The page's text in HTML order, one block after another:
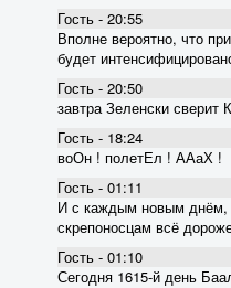
Гость - 20:55
Вполне вероятно, что
будет
Гость - 20:50
завтра Зеленски сверит
Гость - 18:24
воОн ! полетЕл ! ААаХ !
Гость - 01:11
И с каждым новым днём,
скрепоносцам всё
Гость - 01:10
Сегодня 1615-й день